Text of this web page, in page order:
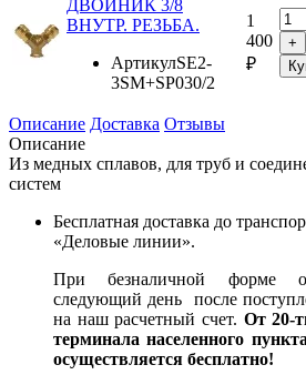
ДВОЙНИК 3/8
ВНУТР. РЕЗЬБА.
АртикулSE2-
3SM+SP030/2
1
400
₽
+
Описание Доставка Отзывы
Описание
Из медных сплавов, для труб и
систем
Бесплатная доставка до
«Деловые линии».
При безналичной форме
следующий день после
на наш расчетный счет. От 20-
терминала населенного
осуществляется бесплатно!